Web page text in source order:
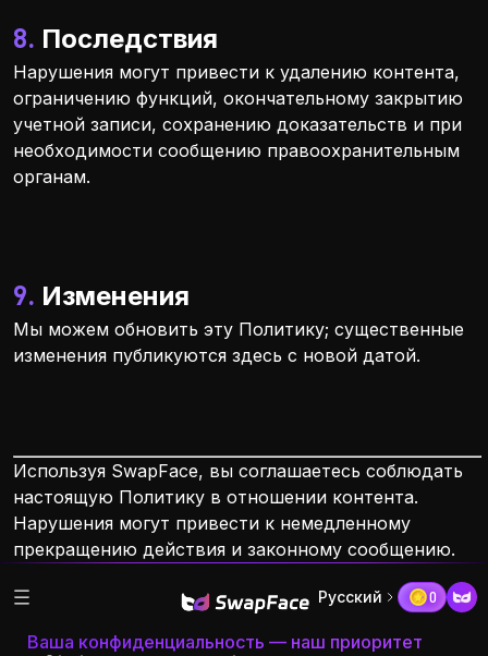
8. Последствия
Нарушения могут привести к удалению контента,
ограничению функций, окончательному закрытию
учетной записи, сохранению доказательств и при
необходимости сообщению правоохранительным
органам.
9. Изменения
Мы можем обновить эту Политику; существенные
изменения публикуются здесь с новой датой.
Используя SwapFace, вы соглашаетесь соблюдать
настоящую Политику в отношении контента.
Нарушения могут привести к немедленному
прекращению действия и законному сообщению.
Русский 0
Ваша конфиденциальность — наш приоритет